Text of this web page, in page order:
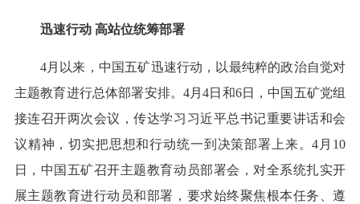
迅速行动 高站位统筹部署
4月以来，中国五矿迅速行动，以最纯粹的政治自觉对
主题教育进行总体部署安排。4月4日和6日，中国五矿党组
接连召开两次会议，传达学习习近平总书记重要讲话和会
议精神，切实把思想和行动统一到决策部署上来。4月10
日，中国五矿召开主题教育动员部署会，对全系统扎实开
展主题教育进行动员和部署，要求始终聚焦根本任务、遵